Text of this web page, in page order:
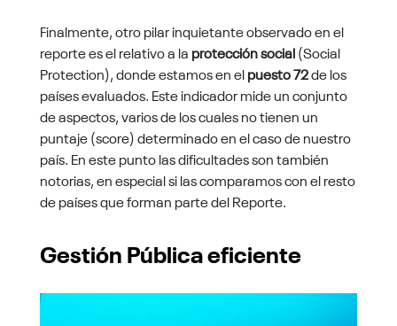
Finalmente, otro pilar inquietante observado en el
reporte es el relativo a la protección social(Social
Protection), donde estamos en elpuesto 72de los
países evaluados. Este indicador mide un conjunto
de aspectos, varios de los cuales no tienen un
puntaje (score) determinado en el caso de nuestro
país. En este punto las dificultades son también
notorias, en especial si las comparamos con el resto
de países que forman parte del Reporte.
Gestión Pública eficiente